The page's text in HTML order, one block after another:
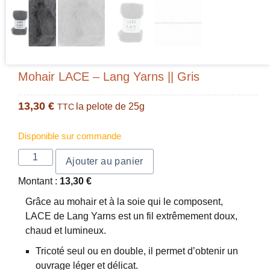
Mohair LACE – Lang Yarns || Gris
13,30 € TTC la pelote de 25g
Disponible sur commande
Ajouter au panier
Montant : 13,30 €
Grâce au mohair et à la soie qui le composent,
LACE de Lang Yarns est un fil extrêmement doux,
chaud et lumineux.
Tricoté seul ou en double, il permet d’obtenir un
ouvrage léger et délicat.